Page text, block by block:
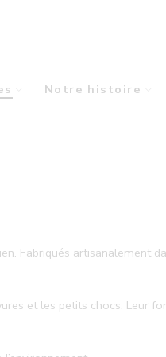
Notre histoire
Fabriqués artisanalement
et les petits chocs. Leur